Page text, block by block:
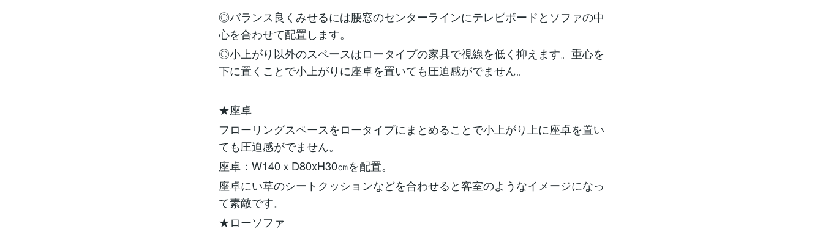
◎バランス良くみせるには腰窓のセンターラインにテレビボードとソファの中
心を合わせて配置します。
◎小上がり以外のスペースはロータイプの家具で視線を低く抑えます。重心を
下に置くことで小上がりに座卓を置いても圧迫感がでません。
★座卓
フローリングスペースをロータイプにまとめることで小上がり上に座卓を置い
ても圧迫感がでません。
座卓：W140ｘD80xH30㎝を配置。
座卓にい草のシートクッションなどを合わせると客室のようなイメージになっ
て素敵です。
★ローソファ